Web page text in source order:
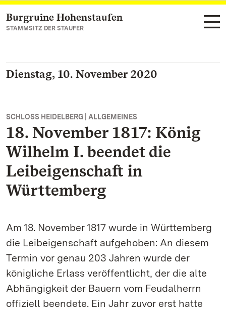
Zum Hauptinhalt springen
Burgruine Hohenstaufen
STAMMSITZ DER STAUFER
Dienstag, 10. November 2020
SCHLOSS HEIDELBERG | ALLGEMEINES
18. November 1817: König
Wilhelm I. beendet die
Leibeigenschaft in
Württemberg
Am 18. November 1817 wurde in Württemberg
die Leibeigenschaft aufgehoben: An diesem
Termin vor genau 203 Jahren wurde der
königliche Erlass veröffentlicht, der die alte
Abhängigkeit der Bauern vom Feudalherrn
offiziell beendete. Ein Jahr zuvor erst hatte